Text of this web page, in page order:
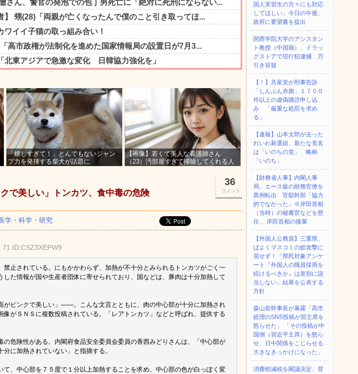
「嬉しすぎて！」とんでもないジャン
プ力を発揮する柴犬が話題に
【画像】若くて美人な看護師さん
（23）汚部屋すぎて掃除してくれる人
36
コメント
で美しい」トンカツ、食中毒の危険
学・科学・研究
ID:CSZ3XEPW9
禁止されている。にもかかわらず、加熱が不十分とみられるトンカツがごく一
した情報が国や生産者団体に寄せられており、国などは、豚肉は十分加熱して
がピンクで美しい」――。こんな文言とともに、肉の中心部が十分に加熱され
像がＳＮＳに複数投稿されている。「レアトンカツ」などと呼ばれ、提供する
の危険性がある。内閣府食品安全委員会委員の香西みどりさんは、「中心部が
に加熱されていない」と指摘する。
て、中心部を７５度で１分以上加熱することを求め、中心部の色が白っぽく変
国人実習生の方々にも対応
してほしい」今日の午後、
政府に要望書を提出
関西学院大学のアシスタン
ト教授（中国籍）、ドラッ
グストアで現行犯逮捕 万
引き容疑
【！】共産党が刑事告訴
「しんぶん赤旗」１７００
件以上の虚偽購読申し込
み 「厳重な処罰を求め
る」
【速報】山本太郎が去った
れいわ新選組、新たな党名
は「いのちの党」 略称
「いのち」
【財務省人事】内閣人事
局、エース級の財務官僚を
異例転出 官邸幹部「協力
的でなかった」※岸田首相
（当時）の秘書官などを歴
任 、岸田首相の後輩
【外国人公務員】三重県、
ぱよくマスコミの総攻撃に
屈せず！「県民対象アンケ
ート『外国人の職員採用を
続けるべきか』は差別に該
当しない」結果を公表する
方針
森山前幹事長が暴露「高市
総理のSNS投稿が習主席を
怒らせた」 「その投稿が中
国側（習近平主席）を怒ら
せ、日中関係をこじらせる
大きなきっかけになった」
消費税減税を閣議決定、背